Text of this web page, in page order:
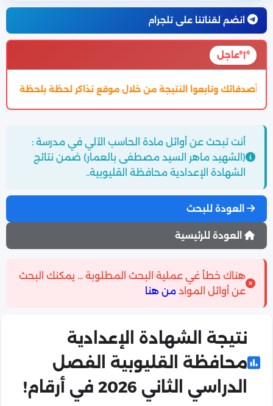
انضم لقناتنا على تلجرام
عاجل
خلال موقع نذاكر لحظة بلحظة تم اعتماد تنسيق الالتحاق
أنت تبحث عن أوائل مادة الحاسب الآلي في مدرسة :
(الشهيد ماهر السيد مصطفى بالعمار) ضمن نتائج
الشهادة الإعدادية محافظة القليوبية..
العودة للبحث
العودة للرئيسية
هناك خطأ غي عملية البحث المطلوبة ... يمكنك البحث
عن أوائل المواد من هنا
نتيجة الشهادة الإعدادية
محافظة القليوبية الفصل
الدراسي الثاني 2026 في أرقام!